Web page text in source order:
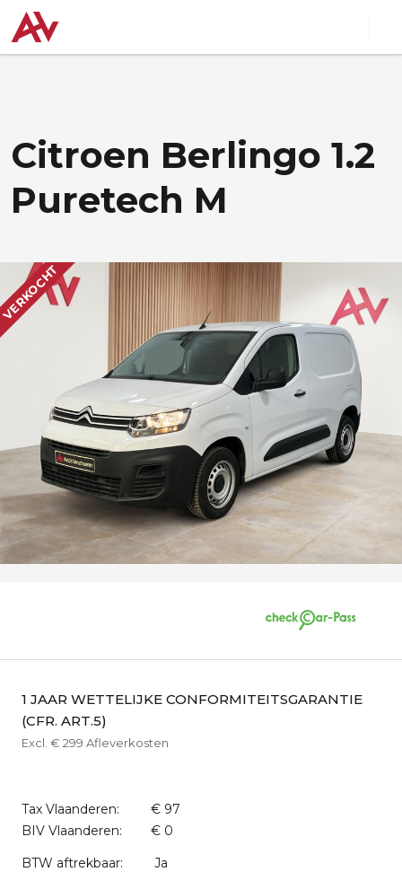
Citroen Berlingo 1.2
Puretech M
VERKOCHT
1 JAAR WETTELIJKE CONFORMITEITSGARANTIE
(CFR. ART.5)
Excl. € 299 Afleverkosten
Tax Vlaanderen:
€ 97
BIV Vlaanderen:
€ 0
BTW aftrekbaar:
Ja